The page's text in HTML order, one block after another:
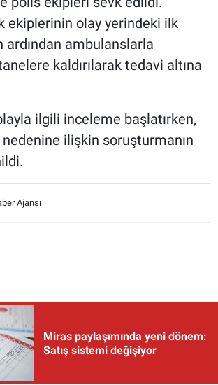
ekiplerinin olay yerindeki ilk
ardından ambulanslarla
kaldırılarak tedavi altına
ilgili inceleme başlatırken,
nedenine ilişkin soruşturmanın
Ajansı
Miras paylaşımında yeni dönem:
Satış sistemi değişiyor